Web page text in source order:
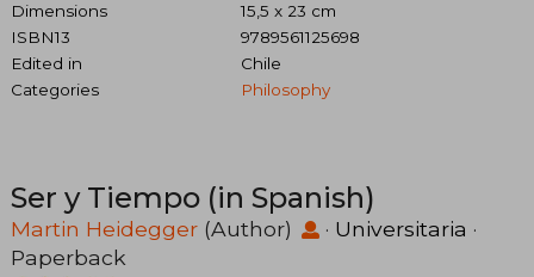
Dimensions
15,5 x 23 cm
ISBN13
9789561125698
Edited in
Chile
Categories
Philosophy
Ser y Tiempo (in Spanish)
Martin Heidegger (Author) · Universitaria ·
Paperback